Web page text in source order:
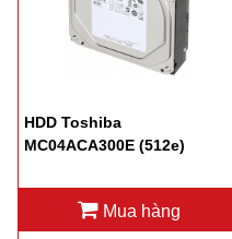
HDD Toshiba
MC04ACA300E (512e)
Mua hàng